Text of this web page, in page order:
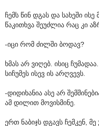
ჩემს წინ დგას და სახეში
წაკითხვა შეუძლია რაც კი
-იცი რომ ძილში ბოდავ?
ხმას არ ვიღებ. ისიც ჩუმადაა.
სიჩუმეს ისევ ის არღვევს.
-დიდიხანია ასე არ
ამ დილით მოვისმინე.
ერთ ნაბიჯს დგავს ჩემკენ,